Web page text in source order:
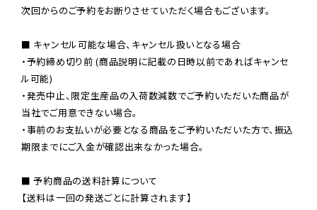
次回からのご予約をお断りさせていただく場合もございます。
■ キャンセル可能な場合、キャンセル扱いとなる場合
・予約締め切り前 (商品説明に記載の日時以前であればキャンセ
ル可能)
・発売中止、限定生産品の入荷数減数でご予約いただいた商品が
当社でご用意できない場合。
・事前のお支払いが必要となる商品をご予約いただいた方で、振込
期限までにご入金が確認出来なかった場合。
■ 予約商品の送料計算について
【送料は一回の発送ごとに計算されます】